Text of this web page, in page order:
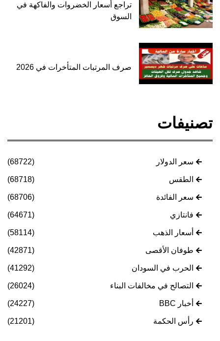
تراجع أسعار الخضروات والفاكهة في
السوق
صرف المرتبات المتأخرات في 2026
تصنيفات
سعر الدولار (68722)
الطقس (68718)
سعر الفائدة (68706)
فانتازي (64671)
أسعار الذهب (58114)
طوفان الأقصى (42871)
الحرب في السودان (41292)
التصالح في مخالفات البناء (26024)
أخبار BBC (24227)
رأس الحكمة (21201)